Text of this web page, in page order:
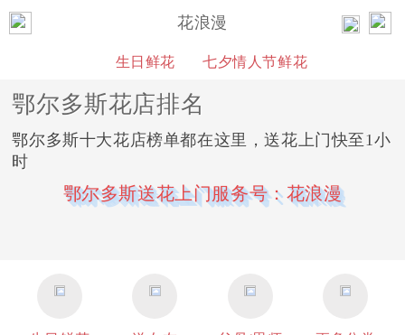
花浪漫
生日鲜花 七夕情人节鲜花
鄂尔多斯花店排名
鄂尔多斯十大花店榜单都在这里，送花上门快至1小
时
鄂尔多斯送花上门服务号：花浪漫